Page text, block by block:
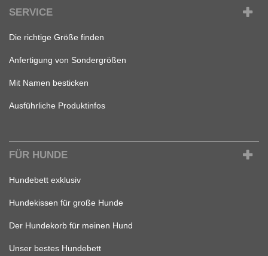
SERVICE
Die richtige Größe finden
Anfertigung von Sondergrößen
Mit Namen besticken
Ausführliche Produktinfos
FÜR HUNDE
Hundebett exklusiv
Hundekissen für große Hunde
Der Hundekorb für meinen Hund
Unser bestes Hundebett